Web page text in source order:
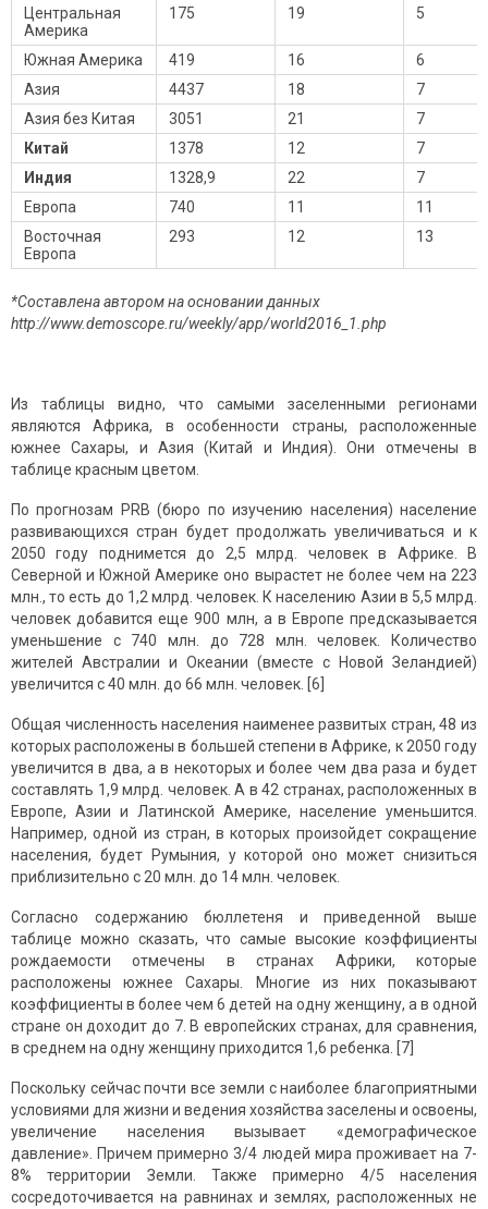
Центральная
Америка
175 19 5
Южная Америка 419 16
6
Азия
4437 18
7
Азия без Китая
3051 21
7
Китай
1378 12
7
Индия
1328,9 22
7
Европа
740 11
11
Восточная
Европа
293 12 13
*Составлена автором на основании данных
http://www.demoscope.ru/weekly/app/world2016_1.php
Из таблицы видно, что самыми заселенными регионами
являются Африка, в особенности страны, расположенные
южнее Сахары, и Азия (Китай и Индия). Они отмечены в
таблице красным цветом.
По прогнозам PRB (бюро по изучению населения) население
развивающихся стран будет продолжать увеличиваться и к
2050 году поднимется до 2,5 млрд. человек в Африке. В
Северной и Южной Америке оно вырастет не более чем на 223
млн., то есть до 1,2 млрд. человек. К населению Азии в 5,5 млрд.
человек добавится еще 900 млн, а в Европе предсказывается
уменьшение с 740 млн. до 728 млн. человек. Количество
жителей Австралии и Океании (вместе с Новой Зеландией)
увеличится с 40 млн. до 66 млн. человек. [6]
Общая численность населения наименее развитых стран, 48 из
которых расположены в большей степени в Африке, к 2050 году
увеличится в два, а в некоторых и более чем два раза и будет
составлять 1,9 млрд. человек. А в 42 странах, расположенных в
Европе, Азии и Латинской Америке, население уменьшится.
Например, одной из стран, в которых произойдет сокращение
населения, будет Румыния, у которой оно может снизиться
приблизительно с 20 млн. до 14 млн. человек.
Согласно содержанию бюллетеня и приведенной выше
таблице можно сказать, что самые высокие коэффициенты
рождаемости отмечены в странах Африки, которые
расположены южнее Сахары. Многие из них показывают
коэффициенты в более чем 6 детей на одну женщину, а в одной
стране он доходит до 7. В европейских странах, для сравнения,
в среднем на одну женщину приходится 1,6 ребенка. [7]
Поскольку сейчас почти все земли с наиболее благоприятными
условиями для жизни и ведения хозяйства заселены и освоены,
увеличение населения вызывает «демографическое
давление». Причем примерно 3/4 людей мира проживает на 7-
8% территории Земли. Также примерно 4/5 населения
сосредоточивается на равнинах и землях, расположенных не